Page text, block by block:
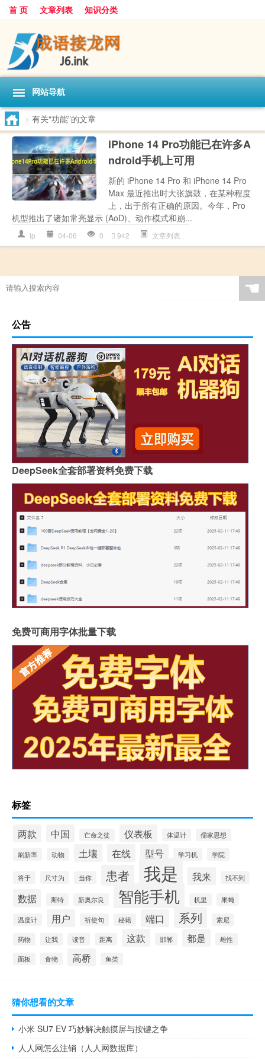
首 页 文章列表 知识分类
网站导航
> 有关“功能”的文章
iPhone 14 Pro功能已在许多A
ndroid手机上可用
新的 iPhone 14 Pro 和 iPhone 14 Pro
Max 最近推出时大张旗鼓，在某种程度
上，出于所有正确的原因。今年，Pro
机型推出了诸如常亮显示 (AoD)、动作模式和崩...
ip 04-06 0 942 文章列表
☚
公告
DeepSeek全套部署资料免费下载
免费可商用字体批量下载
标签
两款 中国 亡命之徒 仪表板 体温计 儒家思想
刷新率 动物 土壤 在线 型号 学习机 学院
将于 尺寸为 当你 患者 我是 我来 找不到
数据 斯特 新奥尔良 智能手机 机里 果蝇
温度计 用户 祈使句 秘籍 端口 系列 索尼
药物 让我 读音 距离 这款 邯郸 都是 雌性
面板 食物 高桥 鱼类
猜你想看的文章
小米 SU7 EV 巧妙解决触摸屏与按键之争
人人网怎么注销（人人网数据库）